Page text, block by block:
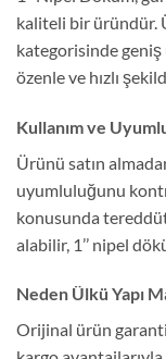
kaliteli bir üründür.
kategorisinde
özenle ve hızlı
Kullanım ve
Ürünü satın
uyumluluğunu
konusunda
alabilir, 1’’ nipel
Neden Ülkü Yapı
Orijinal ürün